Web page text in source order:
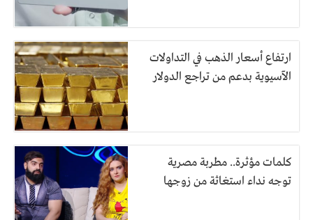
ارتفاع أسعار الذهب في التداولات
الآسيوية بدعم من تراجع الدولار
كلمات مؤثرة.. مطربة مصرية
توجه نداء استغاثة من زوجها